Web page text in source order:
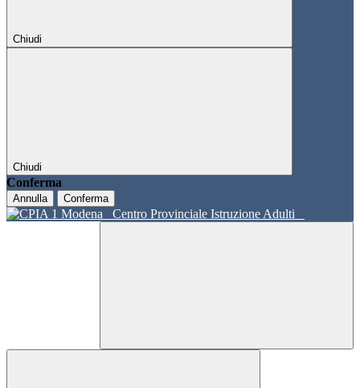
Chiudi
Chiudi
Conferma
Annulla Conferma
Centro Provinciale Istruzione Adulti